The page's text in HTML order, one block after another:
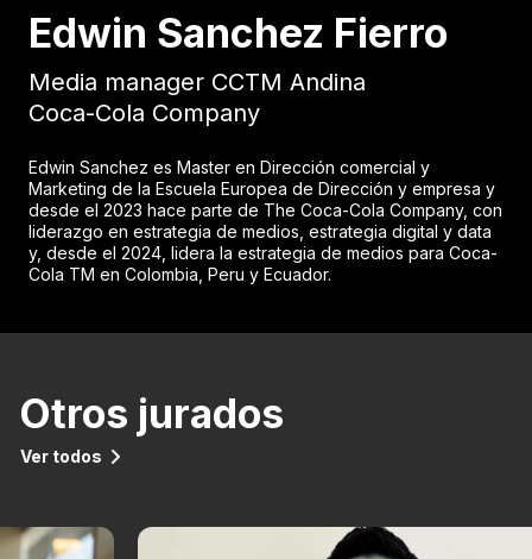
Edwin Sanchez Fierro
Media manager CCTM Andina
Coca-Cola Company
Edwin Sanchez es Master en Dirección comercial y
Marketing de la Escuela Europea de Dirección y empresa y
desde el 2023 hace parte de The Coca-Cola Company, con
liderazgo en estrategia de medios, estrategia digital y data
y, desde el 2024, lidera la estrategia de medios para Coca-
Cola TM en Colombia, Peru y Ecuador.
Otros jurados
Ver todos